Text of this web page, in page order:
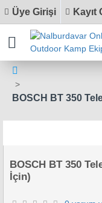
Üye Girişi Kayıt
BOSCH BT 350
BOSCH BT 350
İçin)